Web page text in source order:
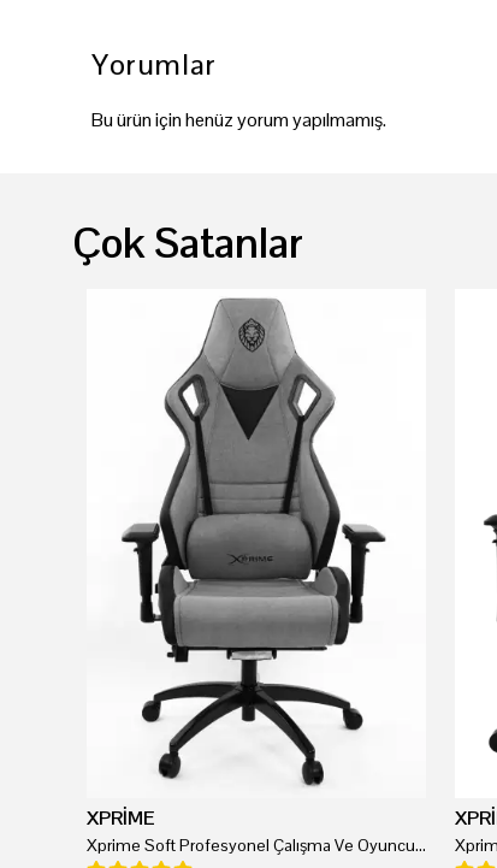
Yorumlar
Bu ürün için henüz yorum yapılmamış.
Çok Satanlar
XPRİME
Xprime Soft Profesyonel Çalışma Ve Oyuncu Koltuğu